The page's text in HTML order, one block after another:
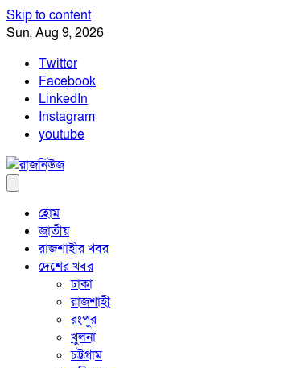
Skip to content
Sun, Aug 9, 2026
Twitter
Facebook
LinkedIn
Instagram
youtube
হোম
জাতীয়
রাজশাহীর খবর
দেশের খবর
ঢাকা
রাজশাহী
রংপুর
খুলনা
চট্টগ্রাম